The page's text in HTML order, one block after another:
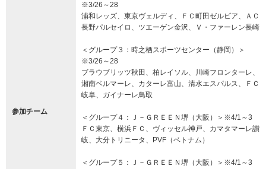
参加チーム
※3/26～28
浦和レッズ、東京ヴェルディ、ＦＣ町田ゼルビア、ＡＣ
長野パルセイロ、ツエーゲン金沢、Ｖ・ファーレン長崎
＜グループ３：時之栖スポーツセンター（静岡）＞
※3/26～28
ブラウブリッツ秋田、柏レイソル、川崎フロンターレ、
湘南ベルマーレ、カターレ富山、清水エスパルス、ＦＣ
岐阜、ガイナーレ鳥取
＜グループ４：Ｊ－ＧＲＥＥＮ堺（大阪）＞※4/1～3
ＦＣ東京、横浜ＦＣ、ヴィッセル神戸、カマタマーレ讃
岐、大分トリニータ、PVF（ベトナム）
＜グループ５：Ｊ－ＧＲＥＥＮ堺（大阪）＞※4/1～3